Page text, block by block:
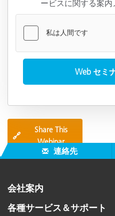
ービスに関する案内
🔗
Share This
Webinar
連絡先
会社案内
各種サービス＆サポート